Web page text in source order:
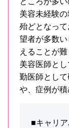
美容未経験
殆どとなっ
望者が多数
えることが
美容医師と
勤医師とし
や、症例が
■キャリ